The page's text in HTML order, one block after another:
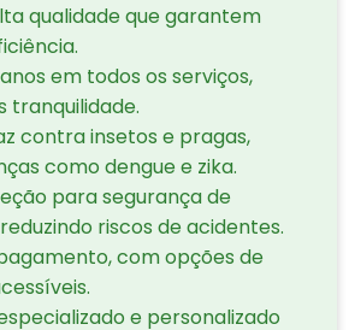
qualidade que garantem
em todos os serviços,
tranquilidade.
contra insetos e pragas,
como dengue e zika.
para segurança de
riscos de acidentes.
com opções de
e personalizado